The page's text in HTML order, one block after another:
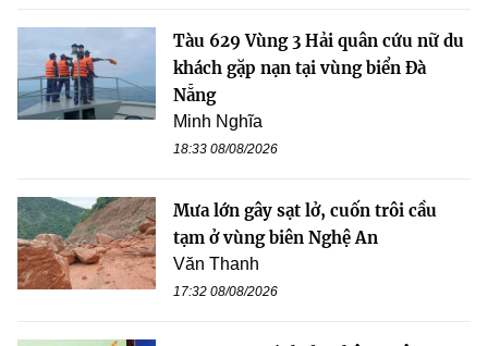
Tàu 629 Vùng 3 Hải quân cứu nữ du
khách gặp nạn tại vùng biển Đà
Nẵng
Minh Nghĩa
18:33 08/08/2026
Mưa lớn gây sạt lở, cuốn trôi cầu
tạm ở vùng biên Nghệ An
Văn Thanh
17:32 08/08/2026